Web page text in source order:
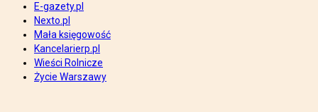
E-gazety.pl
Nexto.pl
Mała księgowość
Kancelarierp.pl
Wieści Rolnicze
Życie Warszawy